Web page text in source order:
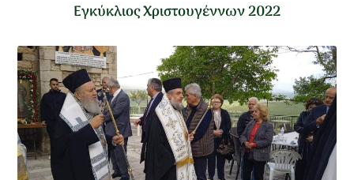
Εγκύκλιος Χριστουγέννων 2022